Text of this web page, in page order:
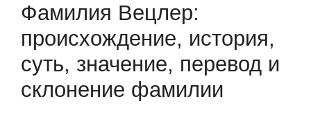
Фамилия Вецлер:
происхождение, история,
суть, значение, перевод и
склонение фамилии